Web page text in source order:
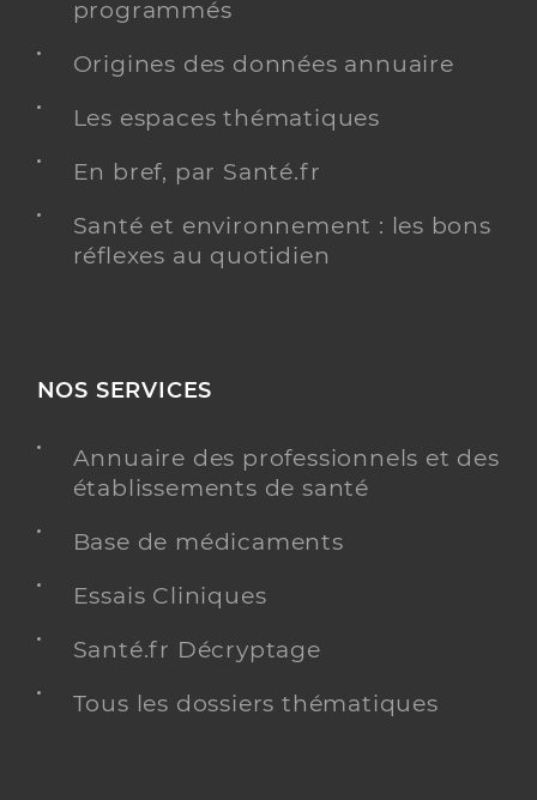
programmés
Origines des données annuaire
Les espaces thématiques
En bref, par Santé.fr
Santé et environnement : les bons
réflexes au quotidien
NOS SERVICES
Annuaire des professionnels et des
établissements de santé
Base de médicaments
Essais Cliniques
Santé.fr Décryptage
Tous les dossiers thématiques